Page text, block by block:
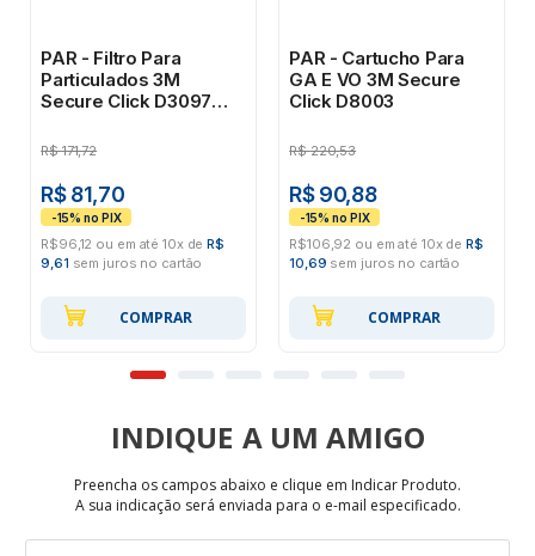
PAR - Filtro Para
Particulados 3M
Secure Click D3097
R$ 171,72
R$ 81,70
R$96,12 ou em até 10x deR$
9,61 sem juros no cartão
COMPRAR
PAR - Cartucho Para
GA E VO 3M Secure
Click D8003
R$ 220,53
R$ 90,88
R$106,92 ou em até 10x deR$
10,69 sem juros no cartão
COMPRAR
INDIQUE
Preencha os campos abaixo e clique em Indicar Produto.
A sua indicação será enviada para o e-mail especificado.